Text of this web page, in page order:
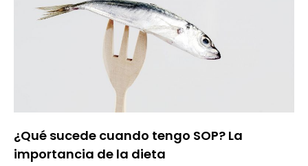
¿Qué sucede cuando tengo SOP? La
importancia de la dieta